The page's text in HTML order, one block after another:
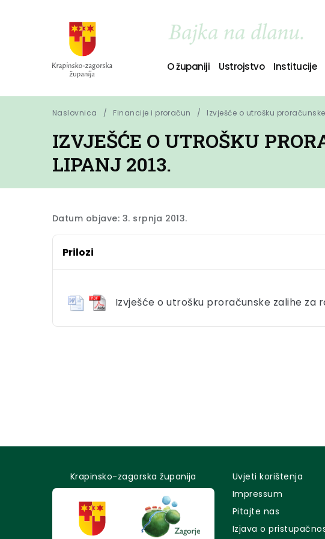
O županiji Ustrojstvo Institucije
Naslovnica Financije i proračun Izvješće o utrošku
IZVJEŠĆE O UTROŠKU
LIPANJ 2013.
Datum objave: 3. srpnja 2013.
Prilozi
Izvješće o utrošku proračunske zalihe za
Krapinsko-zagorska županija
Uvjeti korištenja
Impressum
Pitajte nas
Izjava o